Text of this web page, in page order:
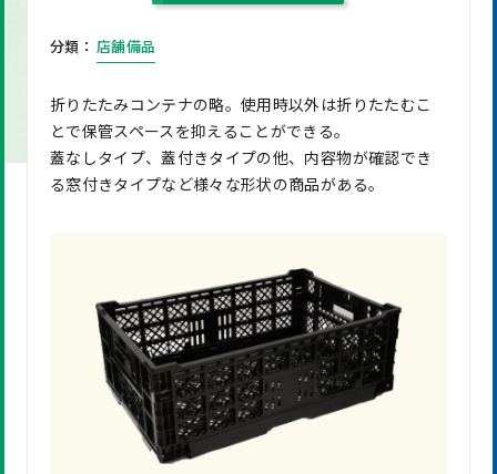
分類： 店舗備品
折りたたみコンテナの略。使用時以外は折りたたむこ
とで保管スペースを抑えることができる。
蓋なしタイプ、蓋付きタイプの他、内容物が確認でき
る窓付きタイプなど様々な形状の商品がある。